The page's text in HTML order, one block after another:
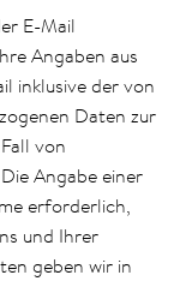
E-Mail
Angaben aus
inklusive der von
Daten zur
von
Angabe einer
erforderlich,
und Ihrer
geben wir in